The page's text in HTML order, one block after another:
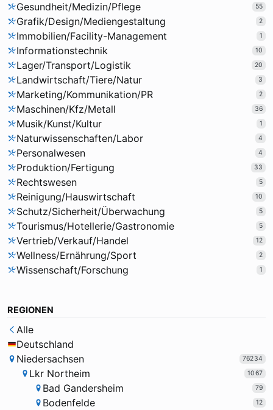
Gesundheit/Medizin/Pflege 55
Grafik/Design/Mediengestaltung 2
Immobilien/Facility-Management 1
Informationstechnik 10
Lager/Transport/Logistik 20
Landwirtschaft/Tiere/Natur 3
Marketing/Kommunikation/PR 2
Maschinen/Kfz/Metall 36
Musik/Kunst/Kultur 1
Naturwissenschaften/Labor 4
Personalwesen 4
Produktion/Fertigung 33
Rechtswesen 5
Reinigung/Hauswirtschaft 10
Schutz/Sicherheit/Überwachung 5
Tourismus/Hotellerie/Gastronomie 5
Vertrieb/Verkauf/Handel 12
Wellness/Ernährung/Sport 2
Wissenschaft/Forschung 1
REGIONEN
Alle
Deutschland
Niedersachsen
76234
Lkr Northeim 1067
Bad Gandersheim 79
Bodenfelde 12